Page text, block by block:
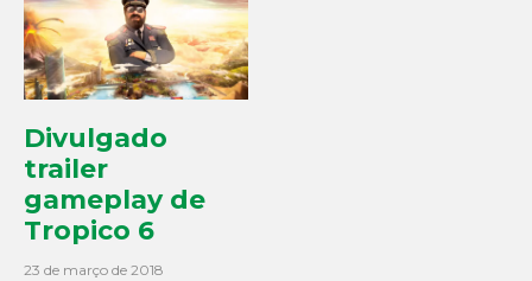
Divulgado
trailer
gameplay de
Tropico 6
23 de março de 2018